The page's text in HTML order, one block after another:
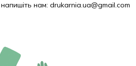
нам: drukarnia.ua@gmail.com